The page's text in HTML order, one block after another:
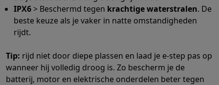
IPX6> Beschermd tegen krachtige waterstralen. De
beste keuze als je vaker in natte omstandigheden
rijdt.
Tip: rijd niet door diepe plassen en laad je e-step pas op
wanneer hij volledig droog is. Zo bescherm je de
batterij, motor en elektrische onderdelen beter tegen